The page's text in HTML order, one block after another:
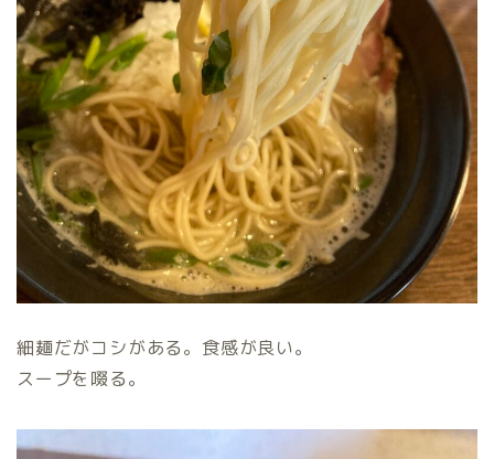
細麺だがコシがある。食感が良い。
スープを啜る。